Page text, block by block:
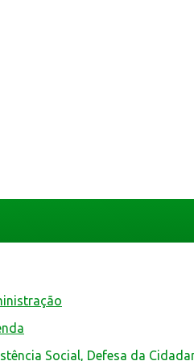
Social, Defesa da